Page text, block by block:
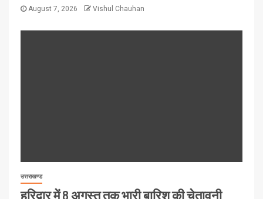
August 7, 2026 Vishul Chauhan
उत्तराखण्ड
हरिद्वार में 8 अगस्त तक भारी बारिश की चेतावनी